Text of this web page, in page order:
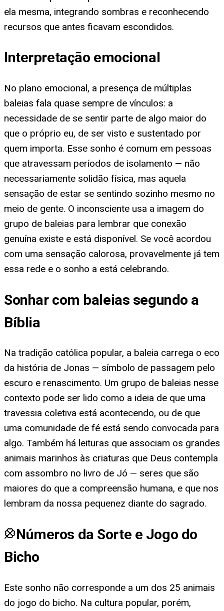
ela mesma, integrando sombras e reconhecendo
recursos que antes ficavam escondidos.
Interpretação emocional
No plano emocional, a presença de múltiplas
baleias fala quase sempre de vínculos: a
necessidade de se sentir parte de algo maior do
que o próprio eu, de ser visto e sustentado por
quem importa. Esse sonho é comum em pessoas
que atravessam períodos de isolamento — não
necessariamente solidão física, mas aquela
sensação de estar se sentindo sozinho mesmo no
meio de gente. O inconsciente usa a imagem do
grupo de baleias para lembrar que conexão
genuína existe e está disponível. Se você acordou
com uma sensação calorosa, provavelmente já tem
essa rede e o sonho a está celebrando.
Sonhar com baleias segundo a
Bíblia
Na tradição católica popular, a baleia carrega o eco
da história de Jonas — símbolo de passagem pelo
escuro e renascimento. Um grupo de baleias nesse
contexto pode ser lido como a ideia de que uma
travessia coletiva está acontecendo, ou de que
uma comunidade de fé está sendo convocada para
algo. Também há leituras que associam os grandes
animais marinhos às criaturas que Deus contempla
com assombro no livro de Jó — seres que são
maiores do que a compreensão humana, e que nos
lembram da nossa pequenez diante do sagrado.
Números da Sorte e Jogo do
Bicho
Este sonho não corresponde a um dos 25 animais
do jogo do bicho. Na cultura popular, porém,